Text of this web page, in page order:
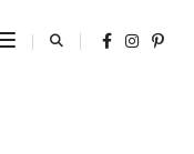
Toggle Navigation